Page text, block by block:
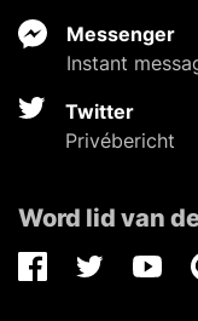
Messenger
Instant
Twitter
Privébericht
Word lid van
FacebookTwitter